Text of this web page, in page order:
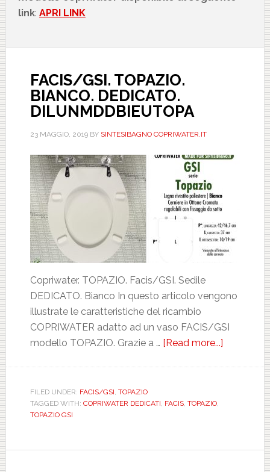
link: APRI LINK
FACIS/GSI. TOPAZIO.
BIANCO. DEDICATO.
DILUNMDDBIEUTOPA
23 MAGGIO, 2019BY SINTESIBAGNO COPRIWATER.IT
Copriwater. TOPAZIO. Facis/GSI. Sedile
DEDICATO. Bianco In questo articolo vengono
illustrate le caratteristiche del ricambio
COPRIWATER adatto ad un vaso FACIS/GSI
modello TOPAZIO. Grazie a … [Read more...]
FACIS/
TOPAZIO.
FILED UNDER: FACIS/GSI, TOPAZIO
TAGGED WITH: COPRIWATER DEDICATI, FACIS, TOPAZIO,
TOPAZIO GSI